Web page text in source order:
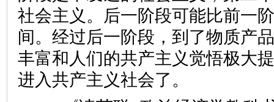
社会主义。后一阶段可能比前一
间。经过后一阶段，到了物质产
丰富和人们的共产主义觉悟极大
进入共产主义社会了。